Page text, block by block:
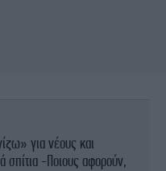
για νέους και
σπίτια -Ποιους αφορούν,